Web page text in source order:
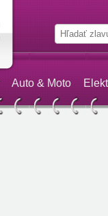
Auto & Moto